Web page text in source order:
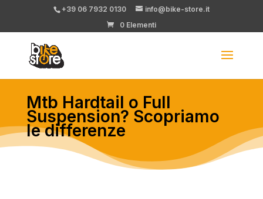
+39 06 7932 0130
info@bike-store.it
0 Elementi
Mtb Hardtail o Full
Suspension? Scopriamo
le differenze